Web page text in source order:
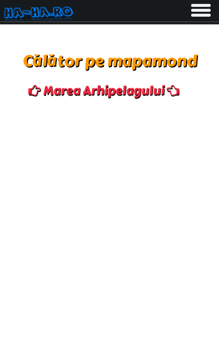
Toggle
Călător pe mapamond
Marea Arhipelagului